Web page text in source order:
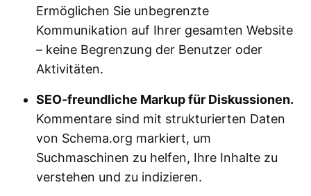
Ermöglichen Sie unbegrenzte
Kommunikation auf Ihrer gesamten Website
– keine Begrenzung der Benutzer oder
Aktivitäten.
SEO-freundliche Markup für Diskussionen.
Kommentare sind mit strukturierten Daten
von Schema.org markiert, um
Suchmaschinen zu helfen, Ihre Inhalte zu
verstehen und zu indizieren.